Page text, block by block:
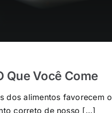
Que Você Come
dos alimentos favorecem o
correto de nosso […]